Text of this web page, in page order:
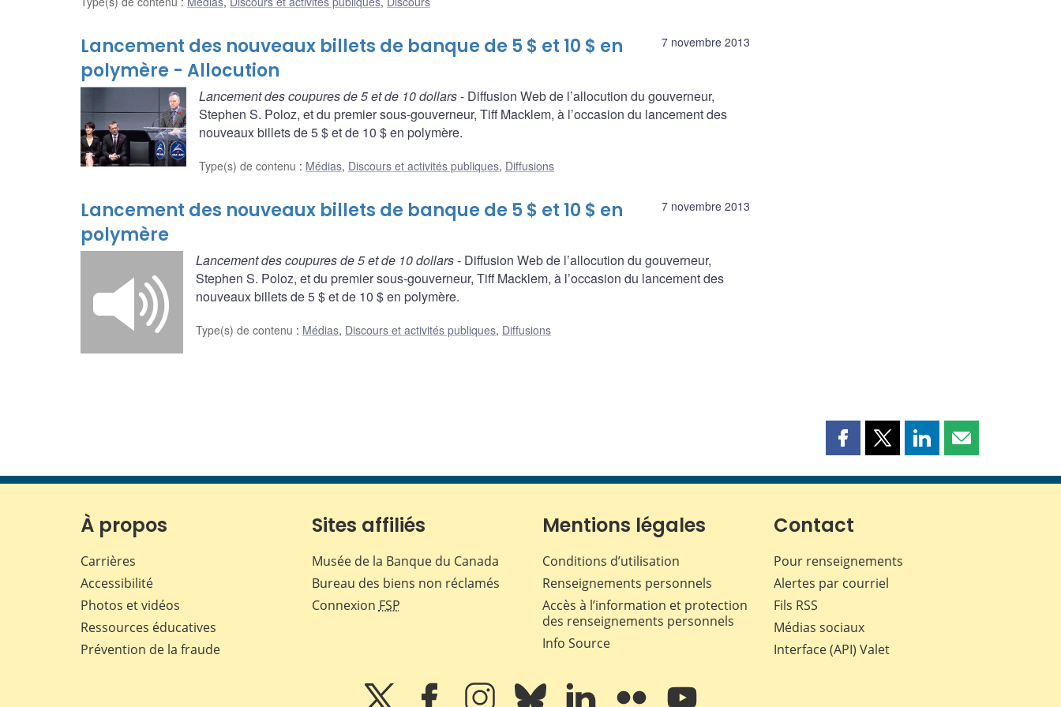
7 novembre 2013
Lancement des nouveaux billets de banque de 5 $ et 10 $ en
polymère - Allocution
Lancement des coupures de 5 et de 10 dollars- Diffusion Web de l’allocution du gouverneur,
Stephen S. Poloz, et du premier sous-gouverneur, Tiff Macklem, à l’occasion du lancement des
nouveaux billets de 5 $ et de 10 $ en polymère.
Type(s) de contenu : Médias, Discours et activités publiques, Diffusions
7 novembre 2013
Lancement des nouveaux billets de banque de 5 $ et 10 $ en
polymère
Lancement des coupures de 5 et de 10 dollars- Diffusion Web de l’allocution du gouverneur,
Stephen S. Poloz, et du premier sous-gouverneur, Tiff Macklem, à l’occasion du lancement des
nouveaux billets de 5 $ et de 10 $ en polymère.
Type(s) de contenu : Médias, Discours et activités publiques, Diffusions
Partager
page
Facebook
Partager
page
Partager
page
Partager
page
À propos
Carrières
Accessibilité
Photos et vidéos
Ressources éducatives
Prévention de la fraude
Sites affiliés
Musée de la Banque du Canada
Bureau des biens non réclamés
Connexion FSP
Mentions légales
Conditions d’utilisation
Renseignements personnels
Accès à l’information et protection
des renseignements personnels
Info Source
Contact
Pour renseignements
Alertes par courriel
Fils RSS
Médias sociaux
Interface (API) Valet